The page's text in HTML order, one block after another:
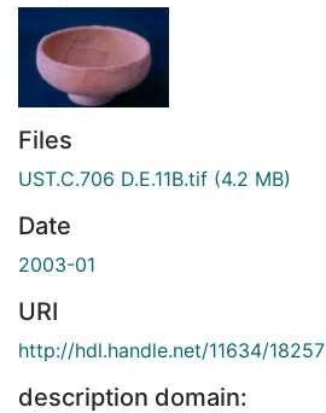
Documents
Files
UST.C.706 D.E.11B.tif (4.2 MB)
Date
2003-01
URI
http://hdl.handle.net/11634/18257
description domain: